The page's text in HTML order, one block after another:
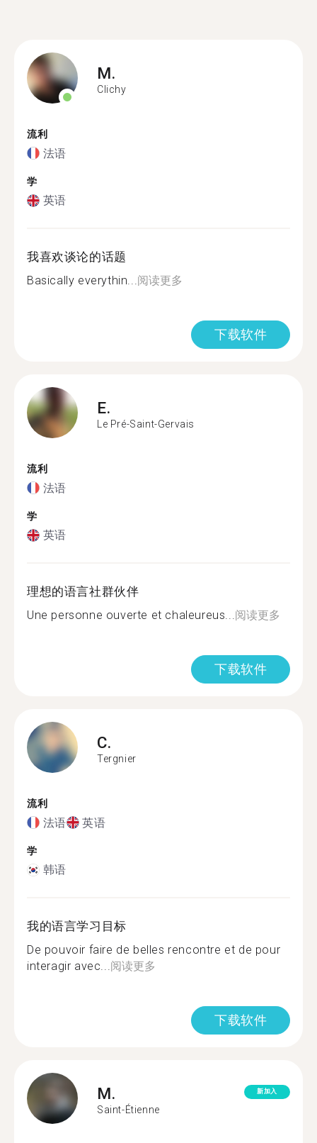
M.
Clichy
流利
法语
学
英语
我喜欢谈论的话题
Basically everythin...阅读更多
下载软件
E.
Le Pré-Saint-Gervais
流利
法语
学
英语
理想的语言社群伙伴
Une personne ouverte et chaleureus...阅读更多
下载软件
C.
Tergnier
流利
法语 英语
学
韩语
我的语言学习目标
De pouvoir faire de belles rencontre et de pour
interagir avec...阅读更多
下载软件
M.
Saint-Étienne
新加入